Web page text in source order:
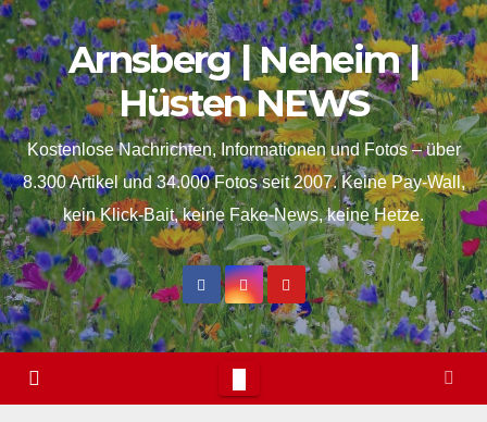
springen
Skip
to
content
Arnsberg | Neheim |
Hüsten NEWS
Kostenlose Nachrichten, Informationen und Fotos – über
8.300 Artikel und 34.000 Fotos seit 2007. Keine Pay-Wall,
kein Klick-Bait, keine Fake-News, keine Hetze.